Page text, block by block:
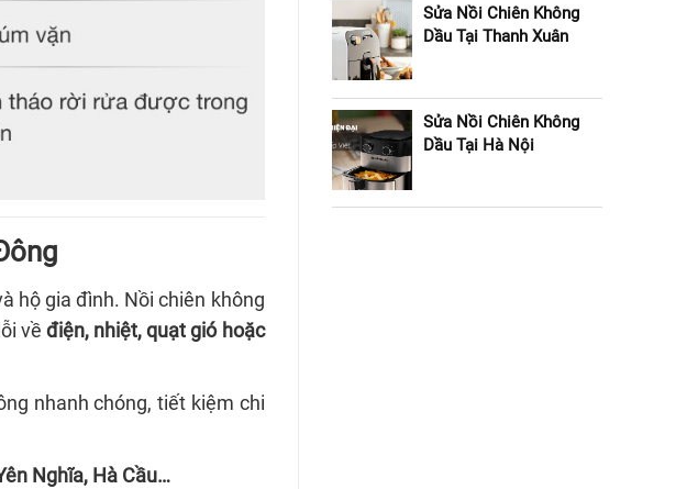
hộ gia đình. Nồi chiên không
vềđiện, nhiệt, quạt gió hoặc
nhanh chóng, tiết kiệm chi
Nghĩa, Hà Cầu…
Sửa Nồi Chiên Không
Dầu Tại Thanh Xuân
Sửa Nồi Chiên Không
Dầu Tại Hà Nội